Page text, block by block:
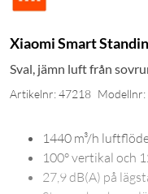
Xiaomi Smart
Sval, jämn luft från
Artikelnr: 47218 Modellnr:
1440 m³/h
100° vertikal och
27,9 dB(A) på